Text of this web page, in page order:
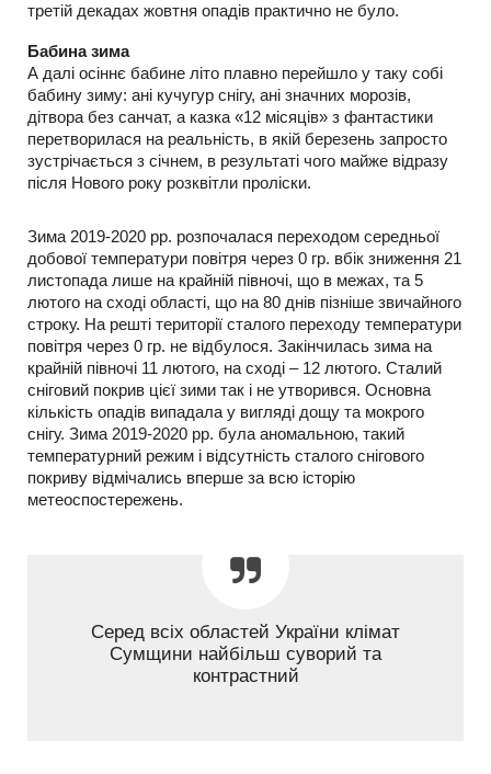
третій декадах жовтня опадів практично не було.
Бабина зима
А далі осіннє бабине літо плавно перейшло у таку собі
бабину зиму: ані кучугур снігу, ані значних морозів,
дітвора без санчат, а казка «12 місяців» з фантастики
перетворилася на реальність, в якій березень запросто
зустрічається з січнем, в результаті чого майже відразу
після Нового року розквітли проліски.
Зима 2019-2020 рр. розпочалася переходом середньої
добової температури повітря через 0 гр. вбік зниження 21
листопада лише на крайній півночі, що в межах, та 5
лютого на сході області, що на 80 днів пізніше звичайного
строку. На решті території сталого переходу температури
повітря через 0 гр. не відбулося. Закінчилась зима на
крайній півночі 11 лютого, на сході – 12 лютого. Сталий
сніговий покрив цієї зими так і не утворився. Основна
кількість опадів випадала у вигляді дощу та мокрого
снігу. Зима 2019-2020 рр. була аномальною, такий
температурний режим і відсутність сталого снігового
покриву відмічались вперше за всю історію
метеоспостережень.
Серед всіх областей України клімат
Сумщини найбільш суворий та
контрастний